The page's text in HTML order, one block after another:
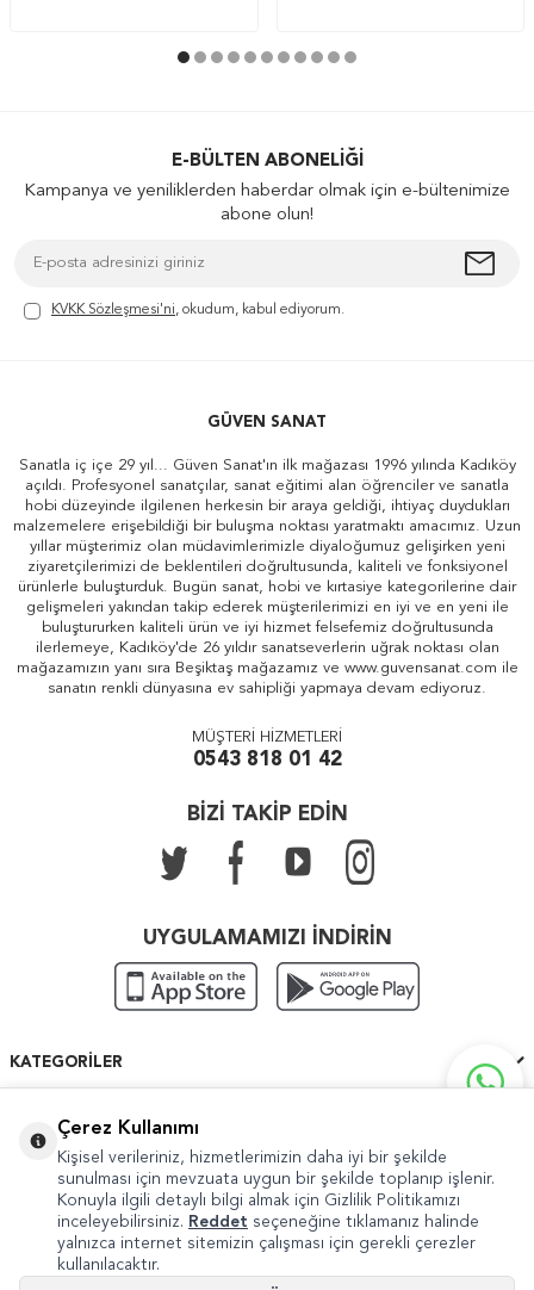
E-BÜLTEN ABONELIĞI
Kampanya ve yeniliklerden haberdar olmak için e-bültenimize
abone olun!
KVKK Sözleşmesi'ni, okudum, kabul ediyorum.
GÜVEN SANAT
Sanatla iç içe 29 yıl... Güven Sanat'ın ilk mağazası 1996 yılında Kadıköy
açıldı. Profesyonel sanatçılar, sanat eğitimi alan öğrenciler ve sanatla
hobi düzeyinde ilgilenen herkesin bir araya geldiği, ihtiyaç duydukları
malzemelere erişebildiği bir buluşma noktası yaratmaktı amacımız. Uzun
yıllar müşterimiz olan müdavimlerimizle diyaloğumuz gelişirken yeni
ziyaretçilerimizi de beklentileri doğrultusunda, kaliteli ve fonksiyonel
ürünlerle buluşturduk. Bugün sanat, hobi ve kırtasiye kategorilerine dair
gelişmeleri yakından takip ederek müşterilerimizi en iyi ve en yeni ile
buluştururken kaliteli ürün ve iyi hizmet felsefemiz doğrultusunda
ilerlemeye, Kadıköy'de 26 yıldır sanatseverlerin uğrak noktası olan
mağazamızın yanı sıra Beşiktaş mağazamız ve www.guvensanat.com ile
sanatın renkli dünyasına ev sahipliği yapmaya devam ediyoruz.
MÜŞTERİ HİZMETLERİ
0543 818 01 42
BİZİ TAKİP EDİN
UYGULAMAMIZI İNDİRİN
KATEGORILER
HIZLI ERIŞIM
Çerez Kullanımı
Kişisel verileriniz, hizmetlerimizin daha iyi bir şekilde
sunulması için mevzuata uygun bir şekilde toplanıp işlenir.
Konuyla ilgili detaylı bilgi almak için Gizlilik Politikamızı
inceleyebilirsiniz. Reddet seçeneğine tıklamanız halinde
yalnızca internet sitemizin çalışması için gerekli çerezler
kullanılacaktır.